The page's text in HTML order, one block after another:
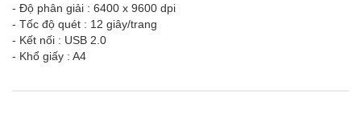
- Độ phân giải : 6400 x 9600 dpi
- Tốc độ quét : 12 giây/trang
- Kết nối : USB 2.0
- Khổ giấy : A4